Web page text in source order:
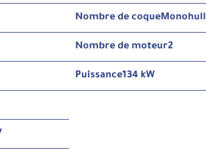
Nombre de coqueMonohull
Nombre de moteur2
Puissance134 kW